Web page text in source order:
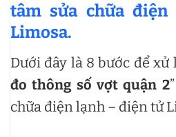
tâm sửa chữa
Limosa.
Dưới đây là 8 bước để xử
đo thông số vợt quận 2
chữa điện lạnh – điện tử